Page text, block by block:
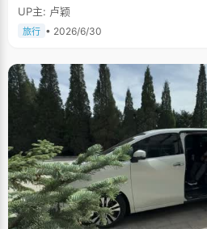
UP主: 卢颖
旅行 • 2026/6/30